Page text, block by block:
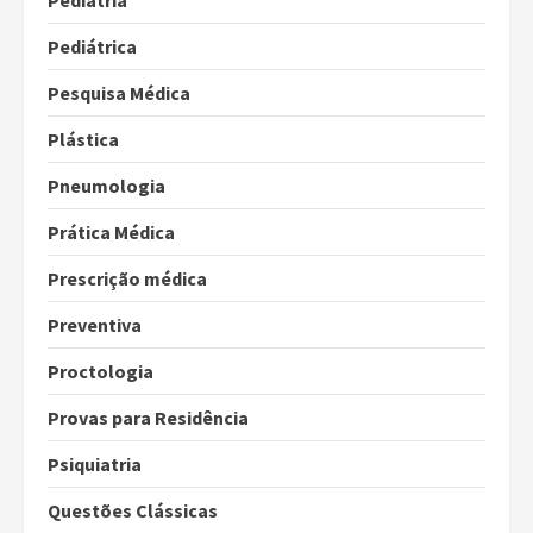
Pediátrica
Pesquisa Médica
Plástica
Pneumologia
Prática Médica
Prescrição médica
Preventiva
Proctologia
Provas para Residência
Psiquiatria
Questões Clássicas